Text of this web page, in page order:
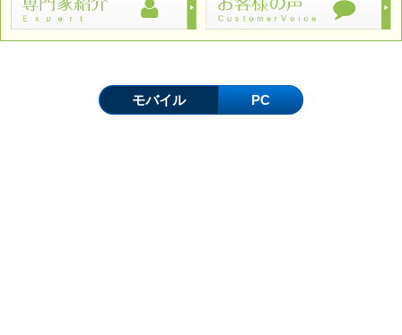
モバイル PC